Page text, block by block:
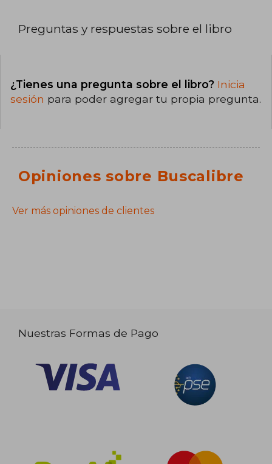
Preguntas y respuestas sobre el libro
¿Tienes una pregunta sobre el libro? Inicia
sesión para poder agregar tu propia pregunta.
Opiniones sobre Buscalibre
Ver más opiniones de clientes
Nuestras Formas de Pago